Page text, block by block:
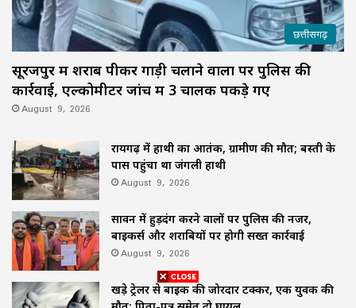
छत्तीसगढ़
सूरजपुर में शराब पीकर गाड़ी चलाने वालों पर पुलिस की
कार्रवाई, एल्कोमीटर जांच में 3 चालक पकड़े गए
August 9, 2026
रायगढ़ में हाथी का आतंक, ग्रामीण की मौत; बस्ती के
पास पहुंचा था जंगली हाथी
August 9, 2026
सावन में हुड़दंग करने वालों पर पुलिस की नजर,
बाइकर्स और शराबियों पर होगी सख्त कार्रवाई
August 9, 2026
खड़े ट्रेलर से बाइक की जोरदार टक्कर, एक युवक की